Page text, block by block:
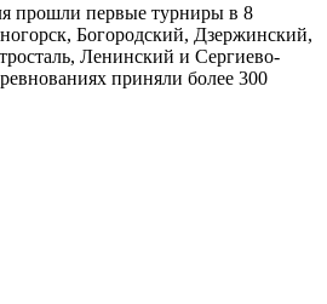
прошли первые турниры в 8
Богородский, Дзержинский,
Ленинский и Сергиево-
приняли более 300